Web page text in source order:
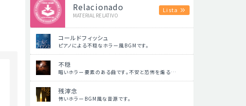
Relacionado
MATERIAL RELATIVO
Lista
コールドフィッシュ
ピアノによる不穏なホラー風BGMです。
不穏
暗いホラー要素のある曲です。不安と恐怖を煽る…
残滓念
怖いホラーBGM風な音源です。